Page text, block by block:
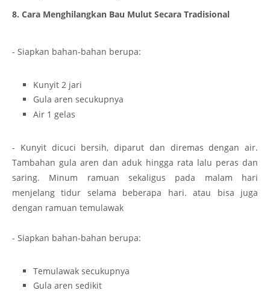
8. Cara Menghilangkan Bau Mulut Secara Tradisional
- Siapkan bahan-bahan berupa:
Kunyit 2 jari
Gula aren secukupnya
Air 1 gelas
- Kunyit dicuci bersih, diparut dan diremas dengan air.
Tambahan gula aren dan aduk hingga rata lalu peras dan
saring. Minum ramuan sekaligus pada malam hari
menjelang tidur selama beberapa hari. atau bisa juga
dengan ramuan temulawak
- Siapkan bahan-bahan berupa:
Temulawak secukupnya
Gula aren sedikit